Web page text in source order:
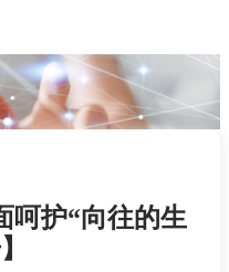
呵护“向往的生